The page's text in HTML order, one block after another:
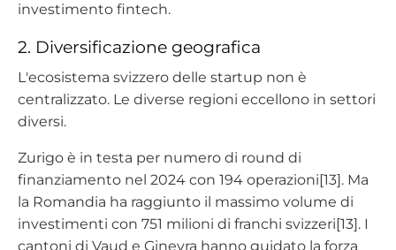
investimento fintech.
2. Diversificazione geografica
L'ecosistema svizzero delle startup non è
centralizzato. Le diverse regioni eccellono in settori
diversi.
Zurigo è in testa per numero di round di
finanziamento nel 2024 con 194 operazioni[13]. Ma
la Romandia ha raggiunto il massimo volume di
investimenti con 751 milioni di franchi svizzeri[13]. I
cantoni di Vaud e Ginevra hanno guidato la forza